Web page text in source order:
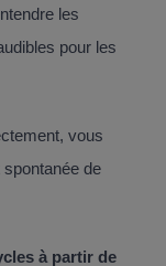
les
pour les
vous
de
à partir de